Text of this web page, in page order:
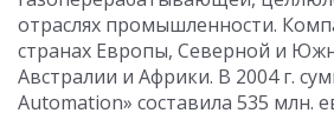
отраслях промышленности.
странах Европы, Северной и
Австралии и Африки. В 2004 г.
Automation» составила 535 млн.